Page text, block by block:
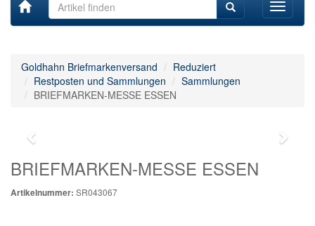
Toggle
Goldhahn Briefmarkenversand
Reduziert
Restposten und Sammlungen
Sammlungen
BRIEFMARKEN-MESSE ESSEN
BRIEFMARKEN-MESSE ESSEN
Artikelnummer: SR043067